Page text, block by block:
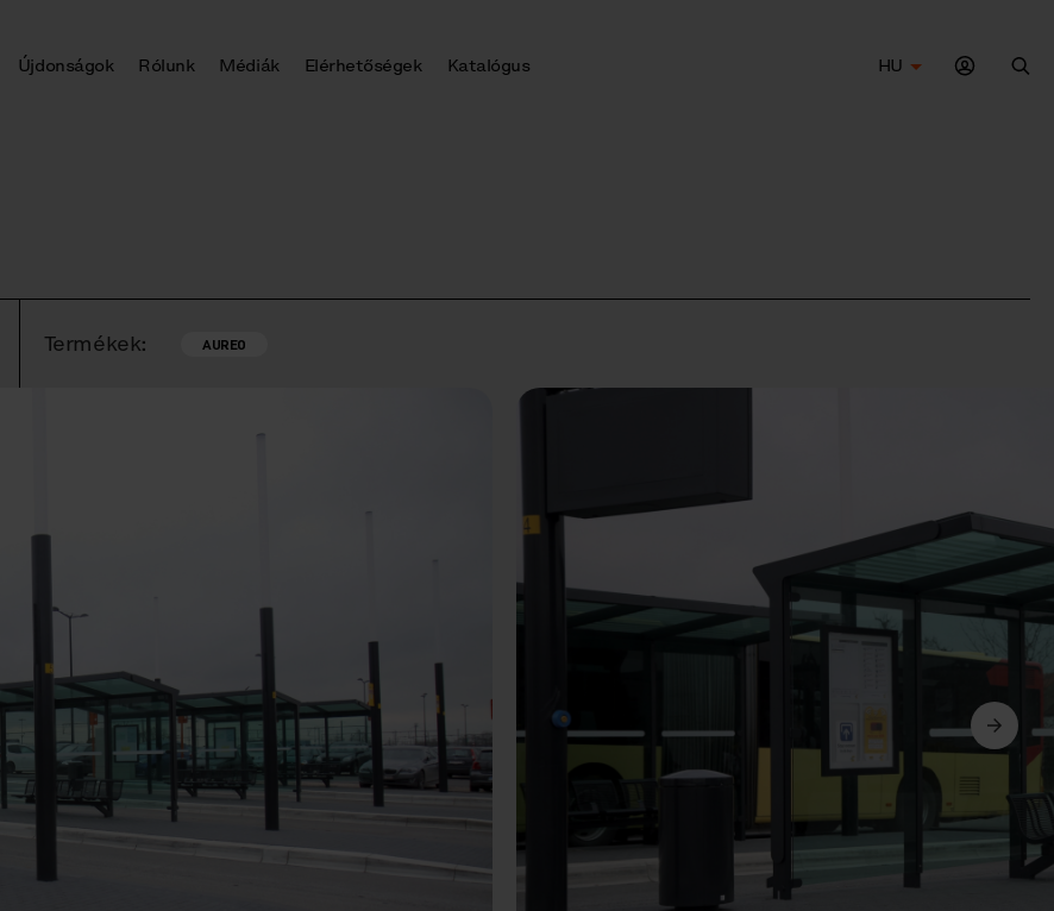
Újdonságok Rólunk Médiák Elérhetőségek Katalógus
HU
Termékek: AUREO